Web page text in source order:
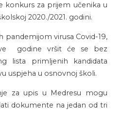
konkurs za prijem učenika u
2020./2021. godini.
pandemijom virusa Covid-19,
godine vršit će se bez
lista primljenih kandidata
uspjeha u osnovnoj školi.
za upis u Medresu mogu
dokumente na jedan od tri